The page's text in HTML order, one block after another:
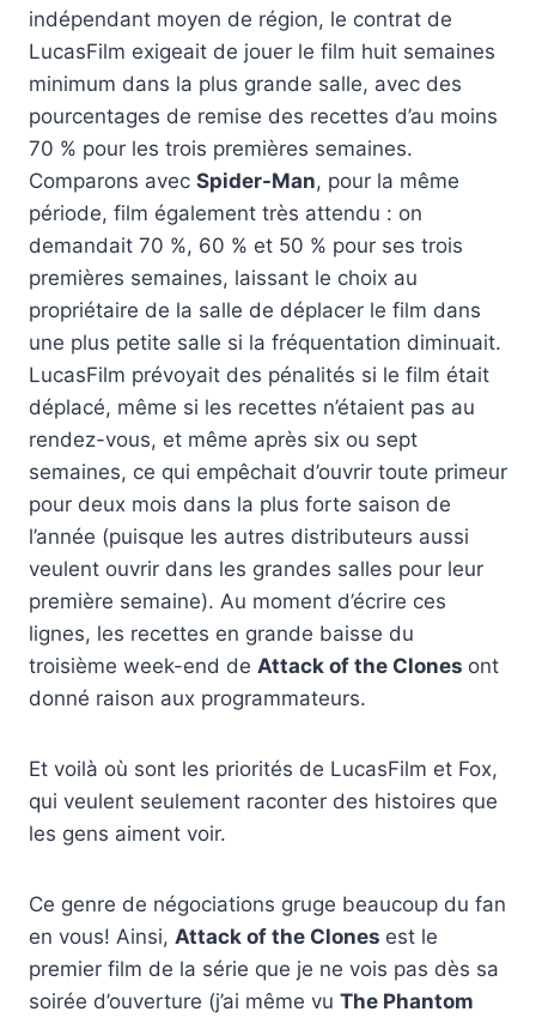
indépendant moyen de région, le contrat de
LucasFilm exigeait de jouer le film huit semaines
minimum dans la plus grande salle, avec des
pourcentages de remise des recettes d’au moins
70 % pour les trois premières semaines.
Comparons avec Spider-Man, pour la même
période, film également très attendu : on
demandait 70 %, 60 % et 50 % pour ses trois
premières semaines, laissant le choix au
propriétaire de la salle de déplacer le film dans
une plus petite salle si la fréquentation diminuait.
LucasFilm prévoyait des pénalités si le film était
déplacé, même si les recettes n’étaient pas au
rendez-vous, et même après six ou sept
semaines, ce qui empêchait d’ouvrir toute primeur
pour deux mois dans la plus forte saison de
l’année (puisque les autres distributeurs aussi
veulent ouvrir dans les grandes salles pour leur
première semaine). Au moment d’écrire ces
lignes, les recettes en grande baisse du
troisième week-end de Attack of the Clones ont
donné raison aux programmateurs.
Et voilà où sont les priorités de LucasFilm et Fox,
qui veulent seulement raconter des histoires que
les gens aiment voir.
Ce genre de négociations gruge beaucoup du fan
en vous! Ainsi, Attack of the Clones est le
premier film de la série que je ne vois pas dès sa
soirée d’ouverture (j’ai même vu The Phantom